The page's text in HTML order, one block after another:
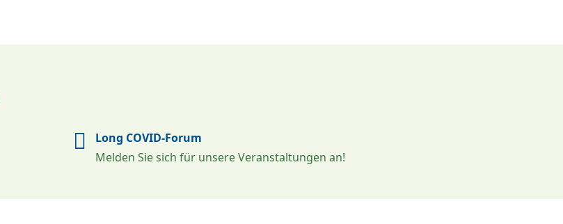
Long COVID-Forum
Melden Sie sich für unsere Veranstaltungen an!